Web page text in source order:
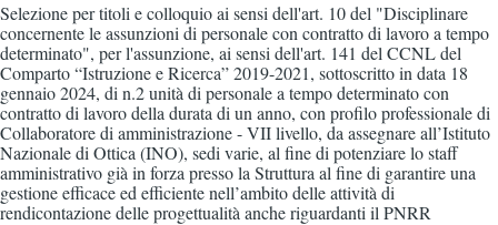
Selezione per titoli e colloquio ai sensi dell'art. 10 del "Disciplinare
concernente le assunzioni di personale con contratto di lavoro a tempo
determinato", per l'assunzione, ai sensi dell'art. 141 del CCNL del
Comparto “Istruzione e Ricerca” 2019-2021, sottoscritto in data 18
gennaio 2024, di n.2 unità di personale a tempo determinato con
contratto di lavoro della durata di un anno, con profilo professionale di
Collaboratore di amministrazione - VII livello, da assegnare all’Istituto
Nazionale di Ottica (INO), sedi varie, al fine di potenziare lo staff
amministrativo già in forza presso la Struttura al fine di garantire una
gestione efficace ed efficiente nell’ambito delle attività di
rendicontazione delle progettualità anche riguardanti il PNRR